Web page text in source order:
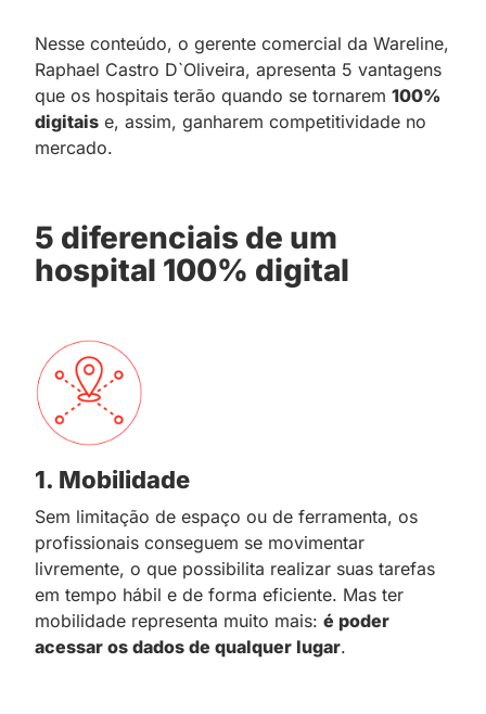
Nesse conteúdo, o gerente comercial da Wareline,
Raphael Castro D`Oliveira, apresenta 5 vantagens
que os hospitais terão quando se tornarem 100%
digitais e, assim, ganharem competitividade no
mercado.
5 diferenciais de um
hospital 100% digital
1. Mobilidade
Sem limitação de espaço ou de ferramenta, os
profissionais conseguem se movimentar
livremente, o que possibilita realizar suas tarefas
em tempo hábil e de forma eficiente. Mas ter
mobilidade representa muito mais: é poder
acessar os dados de qualquer lugar.